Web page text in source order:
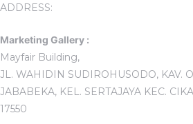
ADDRESS:
Marketing Gallery :
Mayfair Building,
JL. WAHIDIN SUDIROHUSODO, KAV.
JABABEKA, KEL. SERTAJAYA KEC.
17550